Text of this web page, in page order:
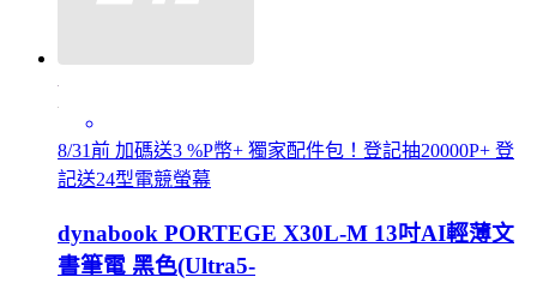
8/31前 加碼送3 %P幣+ 獨家配件包！登記抽20000P+ 登
記送24型電競螢幕
dynabook PORTEGE X30L-M 13吋AI輕薄文
書筆電 黑色(Ultra5-